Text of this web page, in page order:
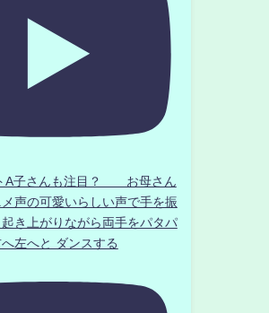
A子さんも注目？ お母さん
声の可愛いらしい声で手を振
き上がりながら両手をパタパ
左へと ダンスする